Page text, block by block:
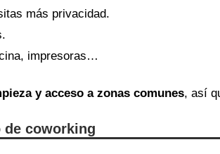
más privacidad.
impresoras…
y acceso a zonas comunes, así
de coworking